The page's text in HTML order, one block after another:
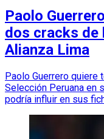
Paolo
dos cracks de
Alianza Lima
Paolo Guerrero quiere
Selección Peruana en
podría influir en sus